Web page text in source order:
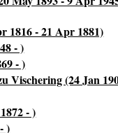
1816 - 21 Apr 1881)
- )
- )
Vischering (24 Jan
- )
)